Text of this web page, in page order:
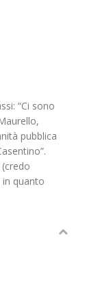
“Ci sono
pubblica
(credo
quanto